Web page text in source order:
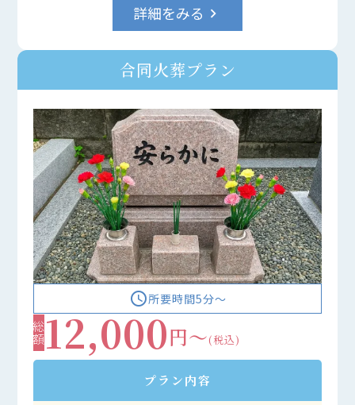
詳細をみる keyboard_arrow_right
合同火葬プラン
access_time所要時間5分〜
総額12,000円～(税込)
プラン内容